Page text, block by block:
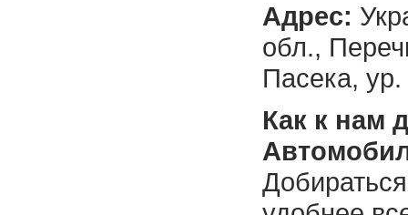
Адрес:
обл.,
Пасека,
Как к нам